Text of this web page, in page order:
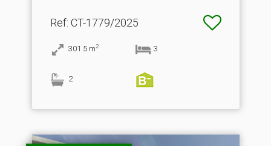
Ref: CT-1779/2025
301.5 m2 3
2